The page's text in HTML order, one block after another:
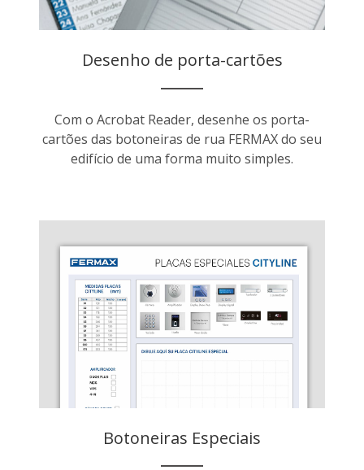
Desenho de porta-cartões
Com o Acrobat Reader, desenhe os porta-
cartões das botoneiras de rua FERMAX do seu
edifício de uma forma muito simples.
Botoneiras Especiais